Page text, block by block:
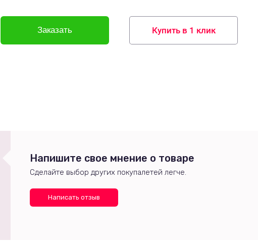
Купить в 1 клик
Напишите свое мнение о товаре
Сделайте выбор других покупалетей легче.
Написать отзыв